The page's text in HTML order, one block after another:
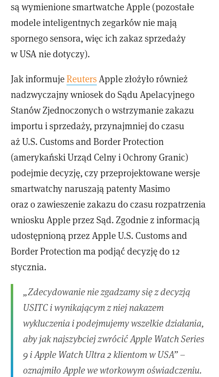
są wymienione smartwatche Apple (pozostałe
modele inteligentnych zegarków nie mają
spornego sensora, więc ich zakaz sprzedaży
w USA nie dotyczy).
Jak informujeReutersApple złożyło również
nadzwyczajny wniosek do Sądu Apelacyjnego
Stanów Zjednoczonych o wstrzymanie zakazu
importu i sprzedaży, przynajmniej do czasu
aż U.S. Customs and Border Protection
(amerykański Urząd Celny i Ochrony Granic)
podejmie decyzję, czy przeprojektowane wersje
smartwatchy naruszają patenty Masimo
oraz o zawieszenie zakazu do czasu rozpatrzenia
wniosku Apple przez Sąd. Zgodnie z informacją
udostępnioną przez Apple U.S. Customs and
Border Protection ma podjąć decyzję do 12
stycznia.
„Zdecydowanie nie zgadzamy się z decyzją
USITC i wynikającym z niej nakazem
wykluczenia i podejmujemy wszelkie działania,
aby jak najszybciej zwrócić Apple Watch Series
9 i Apple Watch Ultra 2 klientom w USA” –
oznajmiło Apple we wtorkowym oświadczeniu.